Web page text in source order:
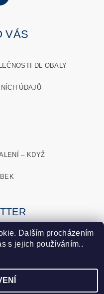
VÁS
DL OBALY
ÚDAJŮ
– KDYŽ
→
ochrany osobních
Dalším procházením
s jejich používáním..